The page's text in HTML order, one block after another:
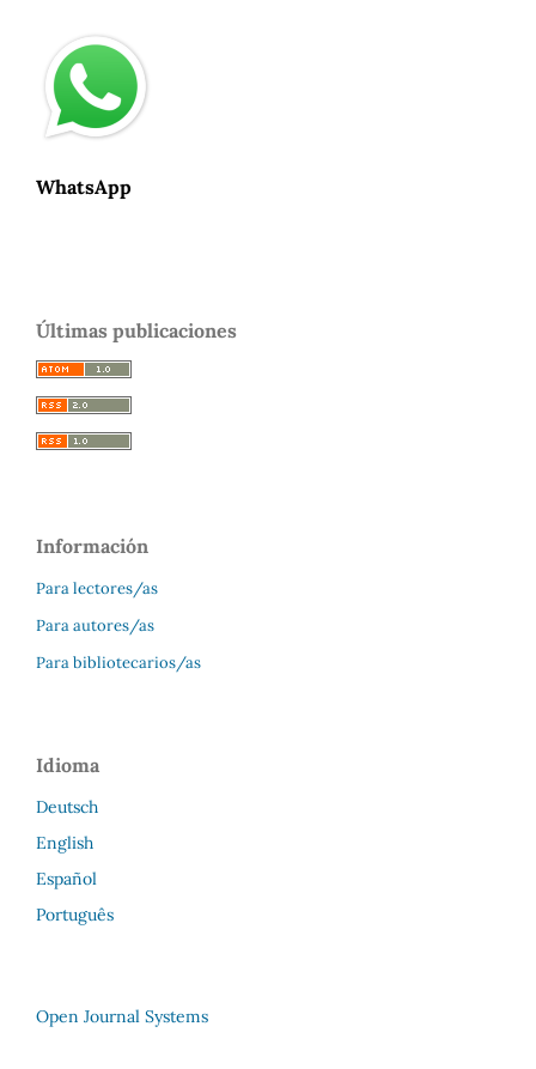
WhatsApp
Últimas publicaciones
Información
Para lectores/as
Para autores/as
Para bibliotecarios/as
Idioma
Deutsch
English
Español
Português
Open Journal Systems